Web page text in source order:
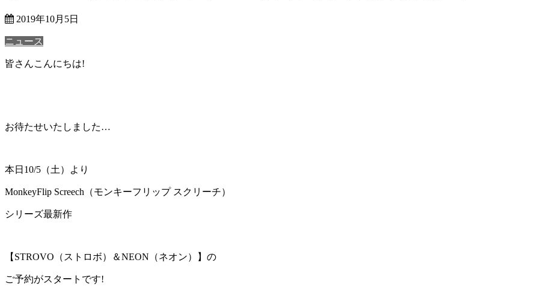
2019年10月5日
ニュース
皆さんこんにちは!
お待たせいたしました…
本日10/5（土）より
MonkeyFlip Screech（モンキーフリップ スクリーチ）
シリーズ最新作
【STROVO（ストロボ）＆NEON（ネオン）】の
ご予約がスタートです!